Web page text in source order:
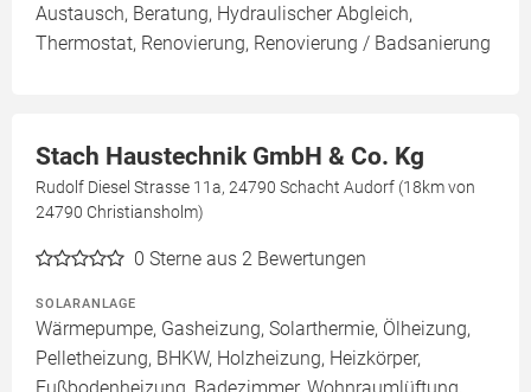
Austausch, Beratung, Hydraulischer Abgleich,
Thermostat, Renovierung, Renovierung / Badsanierung
Stach Haustechnik GmbH & Co. Kg
Rudolf Diesel Strasse 11a, 24790 Schacht Audorf (18km von
24790 Christiansholm)
0 Sterne aus 2 Bewertungen
SOLARANLAGE
Wärmepumpe, Gasheizung, Solarthermie, Ölheizung,
Pelletheizung, BHKW, Holzheizung, Heizkörper,
Fußbodenheizung, Badezimmer, Wohnraumlüftung,